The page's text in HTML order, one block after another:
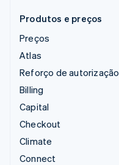
Produtos e preços
Preços
Atlas
Reforço de autorização
Billing
Capital
Checkout
Climate
Connect